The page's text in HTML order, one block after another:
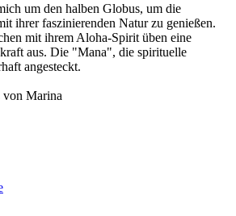
um den halben Globus, um die
ihrer faszinierenden Natur zu genießen.
mit ihrem Aloha-Spirit üben eine
aus. Die "Mana", die spirituelle
angesteckt.